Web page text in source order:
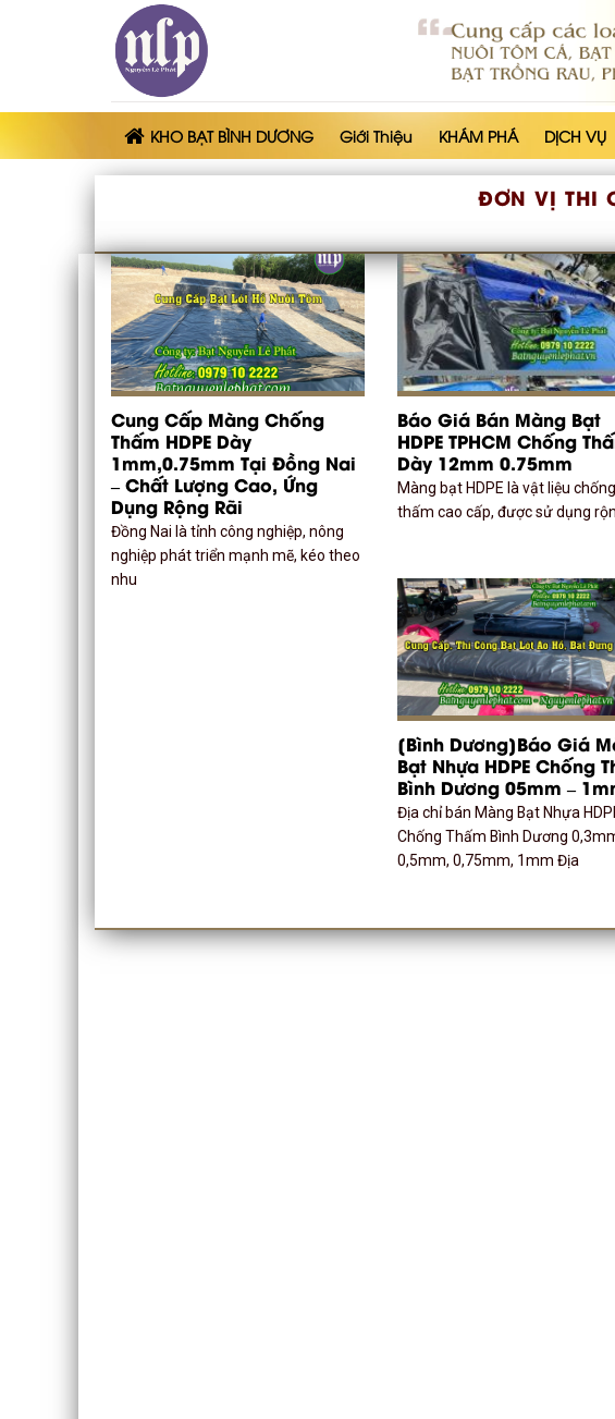
KHO BẠT BÌNH DƯƠNG Giới Thiệu KHÁM PHÁ DỊCH VỤ
ĐƠN VỊ THI
Cung Cấp Màng Chống
Thấm HDPE Dày
1mm,0.75mm Tại Đồng Nai
– Chất Lượng Cao, Ứng
Dụng Rộng Rãi
Đồng Nai là tỉnh công nghiệp, nông
nghiệp phát triển mạnh mẽ, kéo theo
nhu
Báo Giá Bán Màng Bạt
HDPE TPHCM Chống
Dày 12mm 0.75mm
Màng bạt HDPE là vật liệu chống
thấm cao cấp, được sử dụng
[Bình Dương]Báo Giá
Bạt Nhựa HDPE Chống
Bình Dương 05mm –
Địa chỉ bán Màng Bạt Nhựa
Chống Thấm Bình Dương
0,5mm, 0,75mm, 1mm Địa